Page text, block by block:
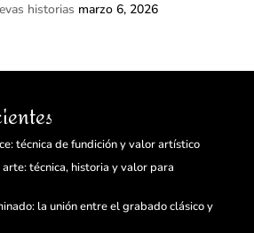
historias marzo 6, 2026
técnica de fundición y valor artístico
técnica, historia y valor para
la unión entre el grabado clásico y